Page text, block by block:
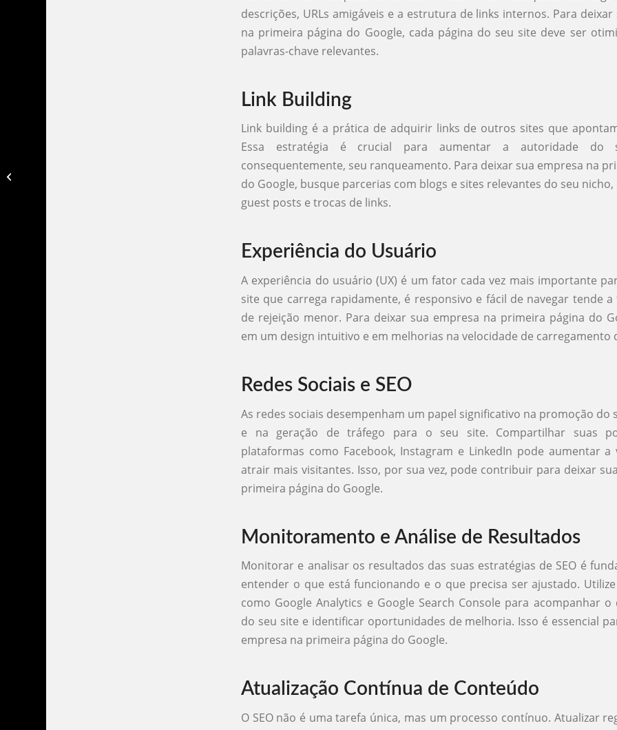
descrições, URLs amigáveis e a estrutura de links internos. Para deixar
na primeira página do Google, cada página do seu site deve ser
palavras-chave relevantes.
Link Building
Link building é a prática de adquirir links de outros sites que
Essa estratégia é crucial para aumentar a autoridade do
consequentemente, seu ranqueamento. Para deixar sua empresa na
do Google, busque parcerias com blogs e sites relevantes do seu
guest posts e trocas de links.
Experiência do Usuário
A experiência do usuário (UX) é um fator cada vez mais importante
site que carrega rapidamente, é responsivo e fácil de navegar tende
de rejeição menor. Para deixar sua empresa na primeira página do
em um design intuitivo e em melhorias na velocidade de carregamento
Redes Sociais e SEO
As redes sociais desempenham um papel significativo na promoção do
e na geração de tráfego para o seu site. Compartilhar suas
plataformas como Facebook, Instagram e LinkedIn pode aumentar a
atrair mais visitantes. Isso, por sua vez, pode contribuir para deixar
primeira página do Google.
Monitoramento e Análise de Resultados
Monitorar e analisar os resultados das suas estratégias de SEO é
entender o que está funcionando e o que precisa ser ajustado.
como Google Analytics e Google Search Console para acompanhar o
do seu site e identificar oportunidades de melhoria. Isso é essencial
empresa na primeira página do Google.
Atualização Contínua de Conteúdo
O SEO não é uma tarefa única, mas um processo contínuo. Atualizar